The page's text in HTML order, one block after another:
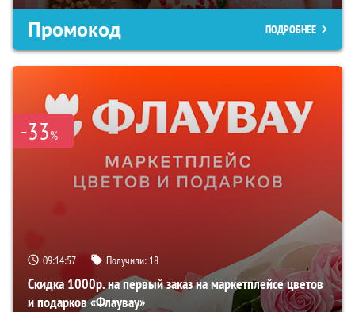
Промокод ПОДРОБНЕЕ
-33%
09:14:56 Получили: 18
Скидка 1000р. на первый заказ на маркетплейсе цветов
и подарков «Флаувау»